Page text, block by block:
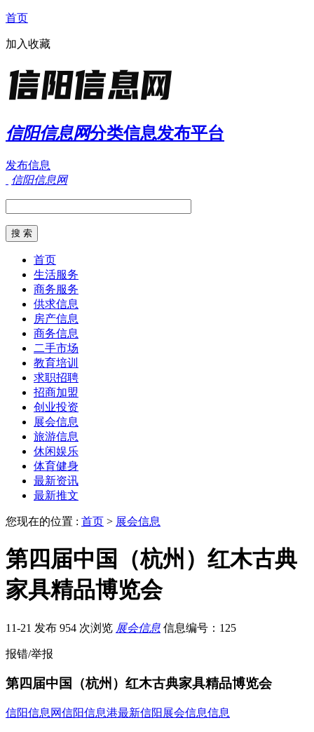
首页
加入收藏
信阳信息网分类信息发布平台
发布信息
信阳信息网
首页
生活服务
商务服务
供求信息
房产信息
商务信息
二手市场
教育培训
求职招聘
招商加盟
创业投资
展会信息
旅游信息
休闲娱乐
体育健身
最新资讯
最新推文
您现在的位置 : 首页 > 展会信息
第四届中国（杭州）红木古典
家具精品博览会
11-21 发布 954 次浏览 展会信息 信息编号：125
报错/举报
第四届中国（杭州）红木古典家具精品博览会
信阳信息网信阳信息港最新信阳展会信息信息